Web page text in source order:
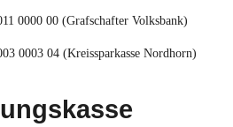
0000 00 (Grafschafter Volksbank)
0003 04 (Kreissparkasse Nordhorn)